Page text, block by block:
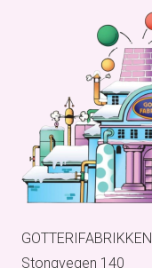
GOTTERIFABRIKKEN
Stongvegen 140